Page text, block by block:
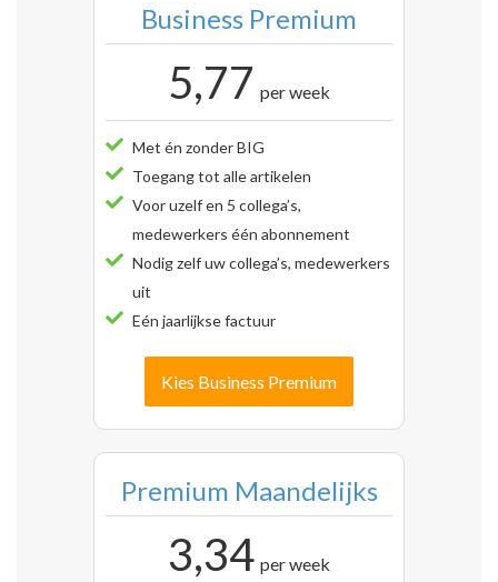
Business Premium
5,77 per week
Met én zonder BIG
Toegang tot alle artikelen
Voor uzelf en 5 collega’s,
medewerkers één abonnement
Nodig zelf uw collega’s, medewerkers
uit
Eén jaarlijkse factuur
Kies Business Premium
Premium Maandelijks
3,34 per week